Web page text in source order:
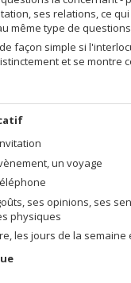
ses relations, ce
même type de
façon simple si
et se montre
un voyage
ses opinions, ses
physiques
les jours de la semaine